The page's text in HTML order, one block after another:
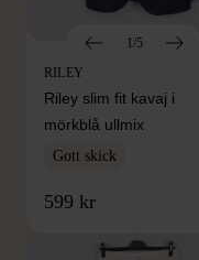
1/5
RILEY
Riley slim fit kavaj i
mörkblå ullmix
Gott skick
599 kr